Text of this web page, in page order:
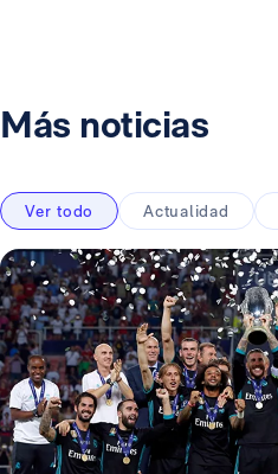
Más noticias
Ver todo Actualidad